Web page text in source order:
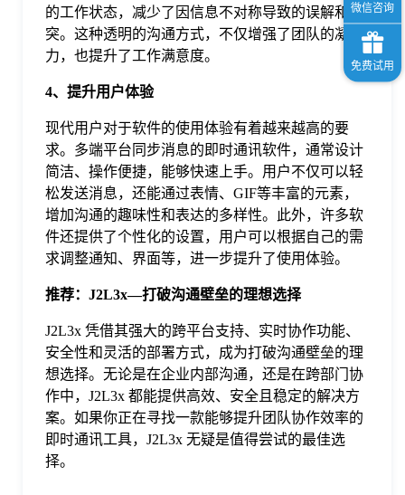
的工作状态，减少了因信息不对称导致的误解和冲
突。这种透明的沟通方式，不仅增强了团队的凝聚
力，也提升了工作满意度。
4、提升用户体验
现代用户对于软件的使用体验有着越来越高的要
求。多端平台同步消息的即时通讯软件，通常设计
简洁、操作便捷，能够快速上手。用户不仅可以轻
松发送消息，还能通过表情、GIF等丰富的元素，
增加沟通的趣味性和表达的多样性。此外，许多软
件还提供了个性化的设置，用户可以根据自己的需
求调整通知、界面等，进一步提升了使用体验。
推荐：J2L3x—打破沟通壁垒的理想选择
J2L3x 凭借其强大的跨平台支持、实时协作功能、
安全性和灵活的部署方式，成为打破沟通壁垒的理
想选择。无论是在企业内部沟通，还是在跨部门协
作中，J2L3x 都能提供高效、安全且稳定的解决方
案。如果你正在寻找一款能够提升团队协作效率的
即时通讯工具，J2L3x 无疑是值得尝试的最佳选
择。